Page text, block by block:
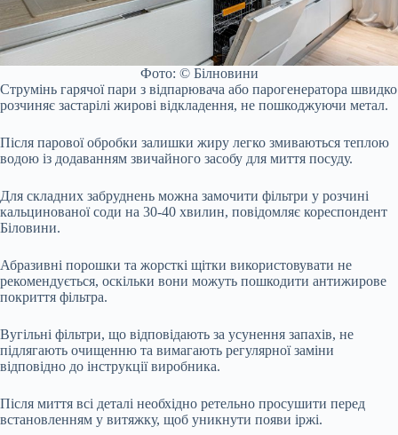
Фото: © Білновини
Струмінь гарячої пари з відпарювача або парогенератора швидко
розчиняє застарілі жирові відкладення, не пошкоджуючи метал.
Після парової обробки залишки жиру легко змиваються теплою
водою із додаванням звичайного засобу для миття посуду.
Для складних забруднень можна замочити фільтри у розчині
кальцинованої соди на 30-40 хвилин, повідомляє кореспондент
Біловини.
Абразивні порошки та жорсткі щітки використовувати не
рекомендується, оскільки вони можуть пошкодити антижирове
покриття фільтра.
Вугільні фільтри, що відповідають за усунення запахів, не
підлягають очищенню та вимагають регулярної заміни
відповідно до інструкції виробника.
Після миття всі деталі необхідно ретельно просушити перед
встановленням у витяжку, щоб уникнути появи іржі.